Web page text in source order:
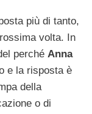
più di tanto,
volta. In
perché Anna
e la risposta è
della
o di